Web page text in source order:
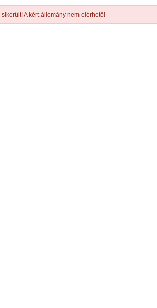
A kért állomány nem elérhető!